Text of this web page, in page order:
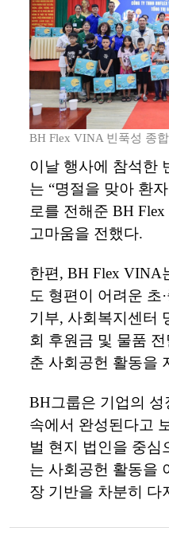
BH Flex VINA 빈푹성 종
이날 행사에 참석한
는 “명절을 맞아 환
로를 전해준 BH
고마움을 전했다.
한편, BH Flex VINA
도 형편이 어려운 초·
기부, 사회복지센터
회 후원금 및 물품
춘 사회공헌 활동을
BH그룹은 기업의 성
속에서 완성된다고
벌 현지 법인을 중심
는 사회공헌 활동을
장 기반을 차분히 다